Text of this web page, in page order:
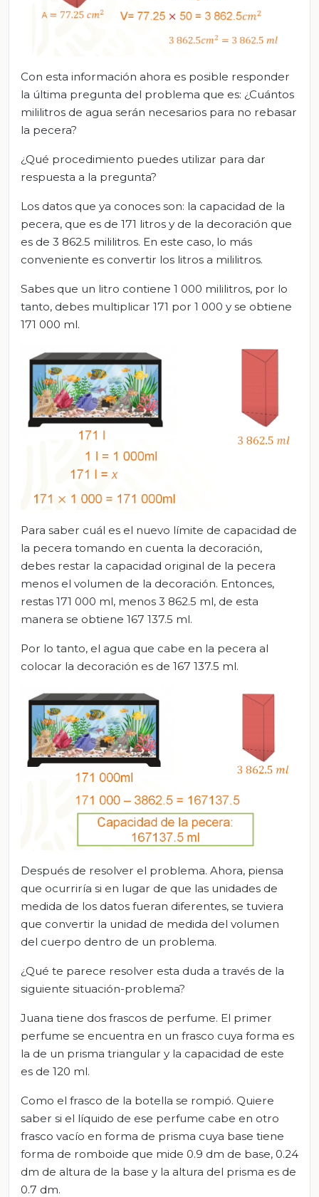
Con esta información ahora es posible responder
la última pregunta del problema que es: ¿Cuántos
mililitros de agua serán necesarios para no rebasar
la pecera?
¿Qué procedimiento puedes utilizar para dar
respuesta a la pregunta?
Los datos que ya conoces son: la capacidad de la
pecera, que es de 171 litros y de la decoración que
es de 3 862.5 mililitros. En este caso, lo más
conveniente es convertir los litros a mililitros.
Sabes que un litro contiene 1 000 mililitros, por lo
tanto, debes multiplicar 171 por 1 000 y se obtiene
171 000 ml.
Para saber cuál es el nuevo límite de capacidad de
la pecera tomando en cuenta la decoración,
debes restar la capacidad original de la pecera
menos el volumen de la decoración. Entonces,
restas 171 000 ml, menos 3 862.5 ml, de esta
manera se obtiene 167 137.5 ml.
Por lo tanto, el agua que cabe en la pecera al
colocar la decoración es de 167 137.5 ml.
Después de resolver el problema. Ahora, piensa
que ocurriría si en lugar de que las unidades de
medida de los datos fueran diferentes, se tuviera
que convertir la unidad de medida del volumen
del cuerpo dentro de un problema.
¿Qué te parece resolver esta duda a través de la
siguiente situación-problema?
Juana tiene dos frascos de perfume. El primer
perfume se encuentra en un frasco cuya forma es
la de un prisma triangular y la capacidad de este
es de 120 ml.
Como el frasco de la botella se rompió. Quiere
saber si el líquido de ese perfume cabe en otro
frasco vacío en forma de prisma cuya base tiene
forma de romboide que mide 0.9 dm de base, 0.24
dm de altura de la base y la altura del prisma es de
0.7 dm.